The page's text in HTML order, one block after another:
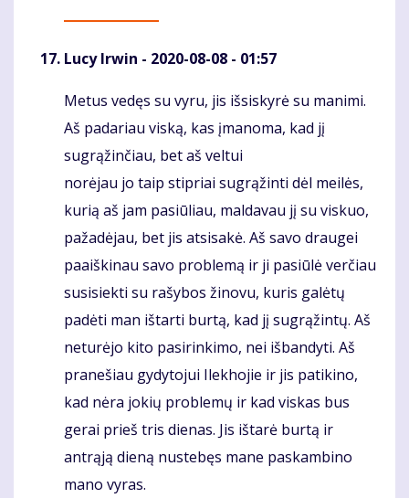
Lucy Irwin - 2020-08-08 - 01:57
Komentaras
Metus vedęs su vyru, jis išsiskyrė su manimi.
Aš padariau viską, kas įmanoma, kad jį
sugrąžinčiau, bet aš veltui
norėjau jo taip stipriai sugrąžinti dėl meilės,
kurią aš jam pasiūliau, maldavau jį su viskuo,
pažadėjau, bet jis atsisakė. Aš savo draugei
paaiškinau savo problemą ir ji pasiūlė verčiau
susisiekti su rašybos žinovu, kuris galėtų
padėti man ištarti burtą, kad jį sugrąžintų. Aš
neturėjo kito pasirinkimo, nei išbandyti. Aš
pranešiau gydytojui Ilekhojie ir jis patikino,
kad nėra jokių problemų ir kad viskas bus
gerai prieš tris dienas. Jis ištarė burtą ir
antrąją dieną nustebęs mane paskambino
mano vyras.